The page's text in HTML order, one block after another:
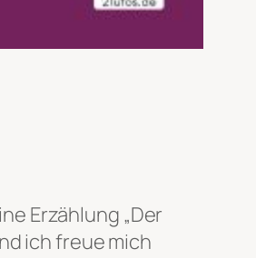
Erzählung „Der
ich freue mich